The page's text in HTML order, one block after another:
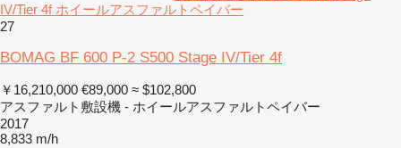
IV/Tier 4f ホイールアスファルトペイバー
27
BOMAG BF 600 P-2 S500 Stage IV/Tier 4f
￥16,210,000 €89,000 ≈ $102,800
アスファルト敷設機 - ホイールアスファルトペイバー
2017
8,833 m/h